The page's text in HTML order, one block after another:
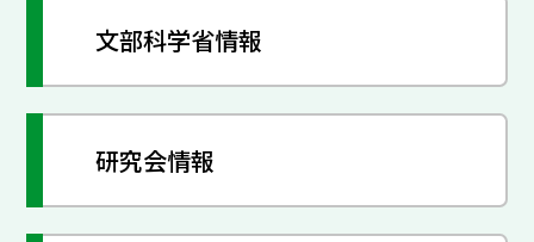
文部科学省情報
研究会情報